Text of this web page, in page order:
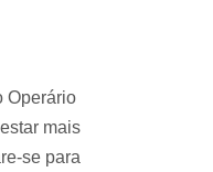
Operário
mais
se para